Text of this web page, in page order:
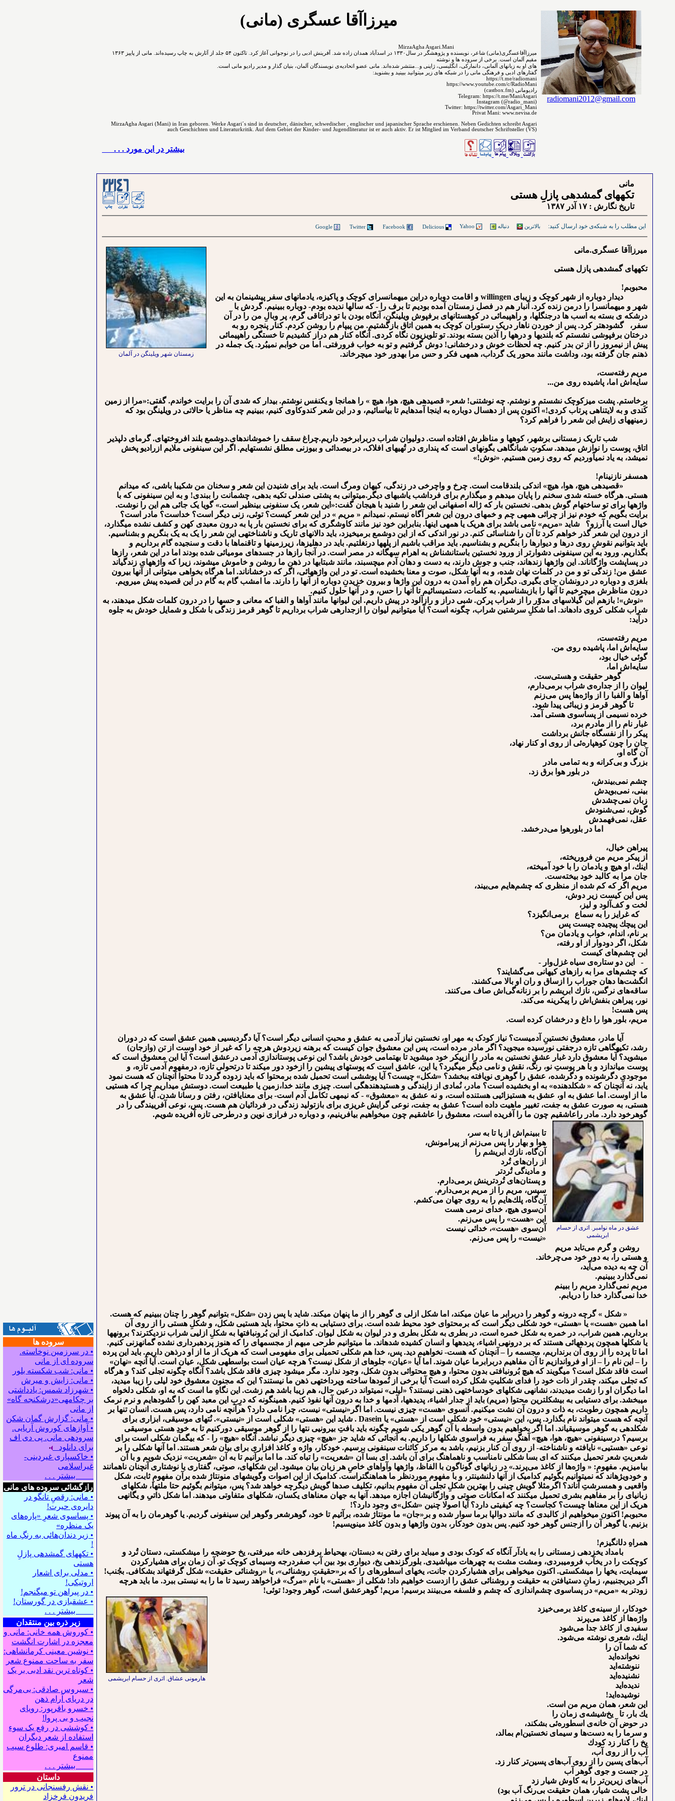
سروده ها
• در سرزمین نوخاسته.
سروده ای از مانی
• مانی: شب شکسته بلور
• مانی: زایش و میرش
• شهرزاد شمس: یادداشتی
بر چکامه‍ی«درشکنجه گاه»
از مانی
• مانی: گزارش گمان شکن
• آوازهای کوروش آریایی.
سروده‍ی مانی. پی دی اف
برای دانلود
• خاکسپاری غیردینی-
غیراسلامی
بیشتر . . .
رازگشائی سروده های مانی
• مانی: رقصِ تانگو در
دایره‌ی حیرت!
• پساسوی شعرِ «پاره‌های
یک منظره»
• زیر دندان‌هائی به رنگِ ماه
!
• تکه⁪های گمشده⁪ی پازلِ
هستی
• مدلی برای اشعار
اروتیکی!
• در پیراهن تو می⁪گنجم!
• عشقبازی در گورستان!
بیشتر . . .
زیر ذره بین منتقدان
• کوروش همه خانی: مانی و
معجزه در اشارت انگشت
• نوشین معینی کرمانشاهی:
سفر به ساحت ممنوع شعر
• کوتاه ترین نقد ادبی بر یک
شعر
• سیروس صادقی: بی‌مرگی
در دریای آرام ذهن
• خسرو باقرپور: ﺭوﻳﺎﻯ
ﻧﺠﻴﺐ ﻭ ﺑﻰ ﭘﺮﻭﺍ!
• کوششی در رفع یک سوء
استفاده از شعر دیگران
• قاسم امیری: طلوع سیب
ممنوع
بیشتر . . .
داستان
• نقش رفسنجانی در ترور
فریدون فرخزاد
radiomani2012@gmail.com
میرزاآقا عسگری (مانی)
ﻣﻴﺮﺯﺍﺁﻗﺎﻋﺴگرﻯ(ﻣﺎﻧﻰ) شاعر، نویسنده و پژوهشگر ﺩﺭ ﺳﺎﻝ۱۳۳۰ در اسدآباد همدان ﺯﺍﺩﻩ ﺷﺪ. ﺁﻓﺮﻳﻨﺶ ﺍﺩﺑﻰ ﺭﺍ ﺩﺭ ﻧﻮﺟﻮﺍﻧﻰ ﺁﻏﺎﺯ ﻛﺮﺩ. ﺗﺎﻛﻨﻮﻥ ۵۴ ﺟﻠﺪ ﺍﺯ ﺁﺛﺎﺭﺵ ﺑﻪ ﭼﺎﭖ ﺭﺳﻴﺪه‌اﻧﺪ. مانی از ﭘﺎﻳﻴﺰ ۱۳۶۳
مقیم ﺁﻟﻤﺎﻥ است. برخی از سروده ⁯⁯⁯⁯ها و نوشته
های ﺍﻭ ﺑﻪ ﺯﺑﺎﻧ‌‌ﻬﺎﻯ آلمانی، دانمارکی، انگلیسی، ژاپنی و...ﻣﻨﺘﺸﺮ ﺷﺪﻩ⁯اند. مانی عضو اتحادیه‌ی نویسندگان آلمان، بنیان گذار و مدیر رادیو مانی است.
گفتارهای ادبی و فرهنگی مانی را در شبکه های زیر میتوانید ببینید و بشنوید:
https://t.me/radiomani
https://www.youtube.com/c/RadioMani
رادیومانی (castbox.fm)
Telegram: https://t.me/ManiAsgari
Instagram (@radio_mani)
Twitter: https://twitter.com/Asgari_Mani
Privat Mani: www.nevisa.de
MirzaAgha Asgari (Mani) in Iran geboren. Werke Asgari´s sind in deutscher, dänischer, schwedischer , englischer und japanischer Sprache erschienen. Neben Gedichten schreibt Asgari
auch Geschichten und Literaturkritik. Auf dem Gebiet der Kinder- und Jugendliteratur ist er auch aktiv. Er ist Mitglied im Verband deutscher Schriftsteller (VS)
بيشتر در این مورد . . .
مانی
تکه⁪های گمشده⁪ی پازلِ هستی
تاريخ نگارش : ۱۷ آذر ۱٣٨۷
این مطلب را به شبکه‌ی خود ارسال کنید: بالاترین دنباله Delicious
Twitter
Google
زمستان شهر ویلینگن در آلمان
میرزاآقا عسگری.مانی
تکه⁪های گمشده⁪ی پازل هستی
محبوبم!
دیدار دوباره از شهر کوچک و زیبای willingen و اقامت دوباره دراین میهمان⁪سرای کوچک و پاکیزه، یادمان⁪های سفر پیشینمان به این
شهر و میهمان⁪سرا را درمن زنده کرد. آن⁪بار هم در فصل زمستان آمده بودیم تا برف را - که سال⁪ها ندیده بودم- دوباره ببینیم. گردش با
درشکه ی بسته به اسب ها درجنگل⁪ها، و راهپیمائی در کوهستان⁪های برفپوش ویلینگن، آنگاه بودن با تو دراتاقی گرم، پر وبالِ من را در آن
سفر، گشوده⁪تر کرد. پس از خوردن ناهار دریک رستوران کوچک به همین اتاق بازگشتیم. من پیپ⁪ام را روشن کردم. کنار پنجره رو به
درختان برفپوشی نشستم که بلندی⁪ها و دره⁪ها را آذین بسته بودند. تو تلویزیون نگاه کردی. آنگاه کنار هم دراز کشیدیم تا خستگی راه⁪پیمائی
پیش از نیمروز را از تن بدر کنیم. چه لحظات خوش و درخشانی! دوش گرفتیم و تو به خواب فرورفتی. اما من خوابم نمی⁪بُرد. یک جمله در
ذهنم جان گرفته بود، وداشت مانند محور یک گرداب، همه⁪ی فکر و حس مرا به⁪دور خود می⁪چرخاند.
ﻣﺮﻳﻢ ﺭﻓﺘﻪﺳﺖ،
ﺳﺎﻳﻪﺍﺵ ﺍﻣﺎ، ﭘﺎﺷﻴﺪﻩ ﺭﻭﻯ ﻣﻦ...
برخاستم. پشت میزکوچک نشستم و نوشتم. چه نوشتنی! شعر« قصیده⁪ی هیچ، هوا، هیچ » را همان⁪جا و یک⁪نفس نوشتم. بیدار که شدی آن را برایت خواندم. گفتی:«مرا از زمین
کَندی و به لایتناهی پرتاب کردی!» اکنون پس از ده⁪سال دوباره به اینجا آمده⁪ایم تا بیاسائیم، و در این شعر کندوکاوی کنیم، ببینیم چه مناظر یا حالاتی در ویلینگن بود که
زمینه⁪های زایش این شعر را فراهم کرد؟
شب تاریک زمستانی برشهر، کوه⁪ها و مناظرش افتاده است. دولیوان شراب دربرابرخود داریم.چراغ سقف را خموشانده⁪ای.دوشمع بلند افروخته⁪ای. گرمای دلپذیر
اتاق، پوست را نوازش می⁪دهد. سکوتِ شبانگاهی بگونه⁪ای است که پنداری در تُهی⁪های افلاک، در بی⁪صدائی و بی⁪وزنی مطلق نشسته⁪ایم. اگر این سینفونی ملایم ازرادیو پخش
نمی⁪شد، به یاد نمی⁪آوردیم که روی زمین هستیم. «نوش!»
همسفر نازنین⁪ام!
«قصیده⁪ی هیچ، هوا، هیچ» اندکی بلندقامت است. چرخ و واچرخی در زندگی، کیهان ومرگ است. باید برای شنیدن این شعر و سخنان من شکیبا باشی، که می⁪دانم
هستی. هرگاه خسته شدی سخنم را پایان می⁪دهم و می⁪گذارم برای فرداشب یاشب⁪های دیگر.می⁪توانی به پشتی صندلی تکیه بدهی، چشمانت را ببندی! و به این سینفونی که با
واژه⁪ها برای تو ساخته⁪ام گوش بدهی. نخستین بار که ژاله⁪ اصفهانی این شعر را شنید با هیجان گفت:«این شعر، یک سنفونی بی⁪نظیر است.» گویا یک جائی هم این را نوشت.
برایت بگویم که خودم نیز از چرائی همه⁪ی چم⁪ و خم⁪های درون این شعر آگاه نیستم. نمی⁪دانم « مریم » در این شعر کیست؟ توئی، زنی دیگر است؟ خداست؟ مادر است؟
خیال است یا آرزو؟ شاید «مریم» نامی باشد برای هریک یا همه⁪ی این⁪ها. بنابراین خود نیز مانند کاوشگری که برای نخستین بار پا به درون معبدی کهن و کشف نشده می⁪گذارد،
از درون این شعر گذر خواهم کرد تا آن را شناسائی کنم. در نور اندکی که از این دوشمع برمی⁪خیزد، باید دالان⁪های تاریک و ناشناخته⁪ی این شعر را یک به یک بنگریم و بشناسیم.
باید بتوانیم نقوشِ روی درها و دیوارها را بنگریم و بشناسیم. باید مراقب باشیم از پله⁪ها درنغلتیم. باید در دهلیزها، زیرزمین⁪ها و تاقنماها با دقت و سنجیده گام برداریم و
بگذاریم. ورود به این سینفونی دشوارتر از ورود نخستین باستانشناش به اهرام سه⁪گانه در مصر است. در آن⁪جا رازها در جسدهای مومیائی شده بودند اما در این شعر، رازها
در پساپشت واژگان⁪اند. این واژه⁪ها زنده⁪اند، جنب و جوش دارند، به دست و دهان آدم می⁪چسبند، مانند شبتاب⁪ها در ذهن ما روشن و خاموش می⁪شوند، زیرا که واژه⁪های زندگی⁪اند
عشق من! زندگی تو و من در کلمات نهان شده، و به آن⁪ها شکل، صوت و معنا بخشیده⁪ است. تو در این واژه⁪هائی، اگر که درخشان⁪اند. اما هرگاه بخواهی می⁪توانی از آن⁪ها بیرون
بلغزی و دوباره در درونشان جای بگیری. دیگران هم راهِ آمدن به درون این⁪ واژها و بیرون خزیدنِ دوباره از آن⁪ها را دارند. ما امشب گام به گام در این قصیده پیش می⁪رویم.
درون مناظرش می⁪چرخیم تا آن⁪ها را بازبشناسیم. به کلمات، دست⁪می⁪سائیم تا آن⁪ها را حس، و در آن⁪ها حلول کنیم.
«نوش»! بازهم این گیلاس⁪های مدوّر را از شراب پرکن. شبی دراز و رازآلود در پیش داریم. این لیوان⁪ها مانند آواها و الفبا که معانی و حس⁪ها را در درون کلمات شکل می⁪دهند، به
شراب شکلی کروی داده⁪اند. اما شکلِ سرشتین شراب، چگونه است؟ آیا می⁪توانیم لیوان را ازجداره⁪ی شراب برداریم تا گوهر قرمز زندگی با شکل و شمایل خودش به جلوه
درآید:
ﻣﺮﻳﻢ ﺭﻓﺘﻪﺳﺖ،
ﺳﺎﻳﻪﺍﺵ ﺍﻣﺎ، ﭘﺎﺷﻴﺪﻩ ﺭﻭﻯ ﻣﻦ.
ﮔﻮﺋﻰ ﺧﻴﺎﻝ ﺑﻮﺩ،
ﺳﺎﻳﻪﺍﺵ ﺍﻣﺎ،
ﮔﻮﻫﺮ ﺣﻘﻴﻘﺖ ﻭ ﻫﺴﺘﻰﺳﺖ.
ﻟﻴﻮﺍﻥ ﺭﺍ ﺍﺯ ﺟﺪﺍﺭﻩﻯ ﺷﺮﺍﺏ ﺑﺮﻣﻰﺩﺍﺭﻡ،
ﺁﻭﺍﻫﺎ ﻭ ﺍﻟﻔﺒﺎ ﺭﺍ ﺍﺯ ﻭﺍﮊﻩﻫﺎ ﭘﺲ ﻣﻰﺯﻧﻢ
ﺗﺎ ﮔﻮﻫﺮ ﻗﺮﻣﺰ ﻭ ﺯﻳﺒﺎﺋﻰ پیدا ﺷﻮﺩ.
ﺧﺮﺩﻩ ﻧﺴﻴﻤﻰ ﺍﺯ پساسوی هستی ﺁﻣﺪ.
ﻏﺒﺎﺭ ﻧﺎﻡ ﺭﺍ ﺍﺯ ﻣﺎﺩﺭﻡ ﺑﺮﺩ،
ﭘﻴﻜﺮ ﺭﺍ ﺍﺯ ﻧﻔﺴﮕﺎﻩ ﺟﺎنش ﺑﺮﺩﺍﺷﺖ
ﺟﺎﻥ ﺭﺍ ﭼﻮن کوهپاره‌ئی ﺍﺯ ﺭﻭﻯ ﺍﻭ ﻛﻨﺎﺭ ﻧﻬﺎﺩ،
ﺁﻥ ﮔﺎﻩ ﺍﻭ،
ﺑﺰﺭﮒ ﻭ ﺑﻰﻛﺮﺍﻧﻪ ﻭ ﺑﻪ ﺗﻤﺎﻣﻰ ﻣﺎﺩﺭ
ﺩﺭ ﺑﻠﻮﺭ ﻫﻮﺍ ﺑﺮﻕ ﺯﺩ.
ﭼﺸﻢ ﻧﻤﻰ‌ﺑﻴﻨﺪﺵ،
ﺑﻴﻨﻰ، ﻧﻤﻰﺑﻮﻳﺪﺵ
ﺯﺑﺎﻥ ﻧﻤﻰﭼﺸﺪﺵ
ﮔﻮﺵ، ﻧﻤﻰﺷﻨﻮﺩﺵ
ﻋﻘﻞ، ﻧﻤﻰﻓﻬﻤﺪﺵ
ﺍﻣﺎ ﺩﺭ ﺑﻠﻮﺭﻫﻮﺍ می‌درخشد.
ﭘﻴﺮﺍﻫﻦ ﺧﻴﺎﻝ،
ﺍﺯ ﭘﻴﻜﺮ ﻣﺮﻳﻢ ﻣﻦ ﻓﺮﻭﺭﻳﺨﺘﻪ،
ﺍﻳﻨﻚ، ﺍﻭ ﻫﻴﭻ ﻭ یادمان ﺭﺍ ﺑﺎ ﺧﻮﺩ ﺁﻣﻴﺨﺘﻪ،
ﺟﺎﻥ ﻣﺮﺍ ﺑﻪ کالبد ﺧﻮﺩ ﺑﻴﺨﺘﻪﺳﺖ.
ﻣﺮﻳﻢ ﺍﮔﺮ ﻛﻪ ﻛﻢ ﺷﺪﻩ ﺍﺯ ﻣﻨﻈﺮﻯ ﻛﻪ ﭼﺸﻢﻫﺎیم ﻣﻰﺑﻴﻨﺪ،
ﭘﺲ ﺍﻳﻦ ﻛﻴﺴﺖ ﺯﻳﺮ ﺩﻭﺵ،
ﻟﺨﺖ ﻭ ﻛﻒﺁﻟﻮﺩ ﻭ ﻟﻴﺰ،
ﻛﻪ ﻏﺮﺍﻳﺰ ﺭﺍ ﺑﻪ ﺳﻤﺎﻉ ﺑﺮﻣﻰﺍﻧﮕﻴﺰﺩ؟
ﺍﻳﻦ ﭘﻴﭽﻚ ﭘﻴﭽﻴﺪﻩ ﭼﻴﺴﺖ ﭘﺲ
ﺑﺮ ﻧﺎﻡ، ﺍﻧﺪﺍﻡ، ﺧﻮﺍﺏ ﻭ یادمان ﻣﻦ؟
ﺷﻜﻞ، ﺍﮔﺮ ﺩﻭﺩﻭﺍﺭ ﺍﺯ ﺍﻭ ﺭﻓﺘﻪ،
ﺍﻳﻦ ﭼﺸﻢﻫﺎﻯ ﻛﻴﺴﺖ
- ﺍﻳﻦ ﺩﻭ ﺳﺘﺎﺭﻩﻯ ﺳﻴﺎﻩ ﻏﺰﻝﻭﺍﺭ -
ﻛﻪ ﭼﺸﻢﻫﺎﻯ ﻣﺮﺍ ﺑﻪ ﺭﺍﺯﻫﺎﻯ ﻛﻴﻬﺎﻧﻰ ﻣﻰﮔﺸﺎﻳﻨﺪ؟
ﺍﻧﮕﺸﺖﻫﺎ ﺩﻫﺎﻥ ﺟﻮﺭﺍﺏ ﺭﺍ ﺍﺯﺳﺎﻕ ﻭ ﺭﺍﻥ ﺍﻭ ﺑﺎلا ﻣﻰﻛﺸﻨﺪ.
ﺳﺎﻗﻪﻫﺎﻯ ﻧﺮﮔﺲ، ﻧﺎﺯﻙ ﺍﺑﺮﻳﺸﻢ ﺭﺍ ﺑﺮ ﺯﻧﺎﻧﻪﮔﻰﺍﺵ ﺻﺎﻑ ﻣﻰﻛﻨﻨﺪ.
ﻧﻮﺭ، ﭘﻴﺮﺍﻫﻦ ﺑﻨﻔﺶﺍﺵ ﺭﺍ ﭘﻴﻜﺮﻳﻨﻪ ﻣﻰﻛﻨﺪ.
ﭘﺲ ﻫﺴﺖ!
ﻣﺮﻳﻢ، ﺑﻠﻮﺭ ﻫﻮﺍ ﺭﺍ ﺩﺍﻍ ﻭ ﺩﺭﺧﺸﺎﻥ ﻛﺮﺩﻩ ﺍﺳﺖ.
آیا مادر، معشوق نخستینِ آدمی⁪ست؟ نیاز کودک به مهر او، نخستین نیاز آدمی به عشق و محبتِ انسانی دیگر است؟ آیا دگردیسی⁪ی همین عشق است که در دوران
رشد، تکیه⁪گاهی تازه درجفتی نورسیده می⁪جوید؟ اگر مادر مرده است، پس این معشوق جوان کیست که برهنه زیردوش هرچه را که غیر از خود اوست از تن (وازجان)
می⁪شوید؟ آیا معشوق دارد غبار عشق نخستین به مادر را ازپیکر خود می⁪شوید تا به⁪تمامی خودش باشد؟ این نوعی پوست⁪اندازی آدمی درعشق است؟ آیا این معشوق است که
پوست می⁪اندازد و با هر پوستِ نو، رنگ، نقش و نامی دیگر می⁪گیرد؟ یا این، عاشق است که پوست⁪های پیشین را ازخود دور می⁪کند تا درتحولی تازه، درمفهوم آدمی تازه، و
موجودی دگرشونده و دگرشده، عشق را گوهری نویافته ببخشد؟ «شکل» چیست؟ آیا پوششی است تحمیل شده برمحتوا که باید زدوده گردد تا محتوا آن⁪چنان که هست نمود
یابد، نه آن⁪چنان که « شکل⁪دهنده» به او بخشیده است؟ مادر، نُمادی از زایندگی و هستی⁪دهنده⁪گی است. چیزی مانند خدا،زمین یا طبیعت است. دوستش می⁪داریم چرا که هستی⁪ی
ما از اوست. اما عشق به او، عشق به هستی⁪زائی⁪ی هستنده است، و نه عشق به «معشوق» - که نیمه⁪ی تکامل آدم است- برای معنایافتن، رفتن و رسانا شدن. آیا عشق به
هستی، به صورت عشق به جفت، تغییر ماهیت داده است؟ عشق به جفت، نوعی گرایش غریزی برای بازتولید زندگی در فردائیان هم هست. پس، نوعی آفرییندگی را در
گوهرخود دارد. مادر راعاشقیم چون ما را آفریده است، معشوق را عاشقیم چون می⁪خواهیم بیافرینیم، و دوباره در فرازی نوین و درطرحی تازه آفریده شویم.
عشق در ماه نوامبر. اثری از حسام
ابریشمی
ﺗﺎ ﺑﺒﻴﻨﻢﺍﺵ از پا تا به سر،
ﻫﻮﺍ ﻭ ﺑﻬﺎﺭ ﺭﺍ ﭘﺲ ﻣﻰﺯﻧﻢ ﺍﺯ ﭘﻴﺮﺍﻣﻮنش،
آن‌گاه، ﻧﺎﺯﻙ ﺍﺑﺮﻳﺸﻢ ﺭﺍ
ﺍﺯ ﺭﺍﻥﻫﺎﻯ تُرﺩ
ﻭ ﻣﺎﺩﻳﻨﮔﻰ تُرﺩﺗﺮ
ﻭ ﭘﺴﺘﺎﻥﻫﺎﻯ تُرﺩﺗﺮینش ﺑﺮﻣﻰﺩﺍﺭﻡ.
سپس، ﻣﺮﻳﻢ ﺭﺍ ﺍﺯ ﻣﺮﻳﻢ ﺑﺮﻣﻰﺩﺍﺭﻡ.
ﺁﻥﮔﺎﻩ، ﭘﻠﻚﻫﺎیم ﺭﺍ ﺑﻪ ﺭﻭﻯ ﺟﻬﺎﻥ ﻣﻰﻛﺸﻢ.
ﺁﻥﺳﻮﻯ ﻫﻴﭻ، ﺧﺪﺍﻯ نرمی ﻫﺴﺖ
ﺍﻳﻦ «ﻫﺴﺖ» ﺭﺍ ﭘﺲ ﻣﻰﺯﻧﻢ.
ﺁﻥﺳﻮﻯ «ﻫﺴﺖ»، ﺧﺪﺍﺋﻰ ﻧﻴﺴﺖ
«ﻧﻴﺴﺖ» ﺭﺍ ﭘﺲ ﻣﻰﺯﻧﻢ.
روشن ﻭ ﮔﺮﻡ ﻣﻰﺗﺎﺑﺪ ﻣﺮﻳﻢ
ﻭ ﻫﺴﺘﻰ ﺭﺍ، ﺑﻪ ﺩﻭﺭ ﺧﻮﺩ ﻣﻰﭼﺮﺧﺎﻧﺪ.
ﺁﻥ ﭼﻪ ﺑﻪ ﺩﻳﺪﻩ ﻣﻰﺁﻳﺪ،
ﻧﻤﻰﮔﺬﺍﺭﺩ ﺑﺒﻴﻨﻴﻢ.
ﻣﺮﻳﻢ ﻧﻤﻰﮔﺬﺍﺭﺩ ﻣﺮﻳﻢ ﺭﺍ ﺑﺒﻴﻨﻢ
ﺧﺪﺍ ﻧﻤﻰﮔﺬﺍﺭﺩ ﺧﺪﺍ ﺭﺍ ﺩﺭﻳﺎﺑﻢ.
« شکل » گرچه درونه و گوهر را دربرابر ما عیان می⁪کند، اما شکل ازلی ی گوهر را از ما پنهان می⁪کند. شاید با پس زدن «شکل» بتوانیم گوهر را چنان ببینیم که هست.
اما همین «هست» یا «هستی» خود شکلی دیگر است که برمحتوای خود محیط شده است. برای دست⁪یابی به ذاتِ محتوا، باید هستی⁪ی شکل، و شکلِ هستی را از روی آن
برداریم. همین شراب، در خمره به شکل خمره است، در بطری به شکل بطری و در لیوان به شکل لیوان. کدام⁪یک از این بُرونبافت⁪ها به شکلِ ازلی⁪ی شراب نزدیکترند؟ برونه⁪ها
یا شکل⁪ها همچون پرده⁪هائی هستند که بر درونه⁪ی اشیاء، پدیده⁪ها و انسان کشیده شده⁪اند. ما می⁪توانیم طرحی مبهم از مجسمه⁪ای را که هنوز پرده⁪برداری نشده گمانه⁪زنی کنیم.
اما تا پرده را از روی آن برنداریم، مجسمه را – آن⁪چنان که هست- نخواهیم دید. پس، خدا هم شکلی تحمیلی برای مفهومی است که هریک از ما از او درذهن داریم. باید این پرده
را – این نام را – از او فرواندازیم تا آن مفاهیم دربرابرما عیان شوند. اما آیا «عیان» جلوه⁪ای از شکل نیست؟ هرچه عیان است بواسطه⁪ی شکل، عیان است. آیا آن⁪چه «نهان»
است فاقد شکل است؟ می⁪گویند که هیچ بُرون⁪بافتی بدون محتوا، و هیچ محتوائی بدون شکل، وجود ندارد. مگر می⁪شود چیزی فاقد شکل باشد؟ آن⁪گاه چگونه تجلی کند؟ و هرگاه
که تجلی می⁪کند، چقدر از ذات خود را فدای شکلیتِ شکل کرده است؟ آیا برخی از نُمودها ساخته وپرداخته⁪ی ذهن ما نیستند؟ این که مجنون معشوق خود لیلی را زیبا می⁪دید،
اما دیگران او را زشت می⁪دیدند⁪، نشانه⁪ی شکل⁪های خودساخته⁪ی ذهنی نیستند؟ «لیلی» نمی⁪تواند درعین حال، هم زیبا باشد هم زشت. این نگاهِ ما است که به او، شکلی دلخواه
می⁪بخشد. برای دست⁪یابی به بی⁪شکل⁪ترین محتوا (مریم) باید از جدار اشیاء، پدیده⁪ها، آدم⁪ها و خدا به درون آن⁪ها نفوذ کنیم. همین⁪گونه که درِبِ این معبد کهن را گشوده⁪ایم و نرم نرمک
داریم همچون رطوبت، به ذات و درون آن نشت می⁪کنیم. آن⁪سوی «هست» چیزی نیست. اما اگر«نیستی» نیست، چرا نامی دارد؟ هرآن⁪چه نامی دارد، پس هست. انسان تنها بر
آنچه که هست می⁪تواند نام بگذارد. پس، این «نیستی» خود شکلی است از «هستی» یا Dasein . شاید این «هستی» شکلی است از «نیستی». نُت⁪های موسیقی، ابزاری برای
شکل⁪دهی به گوهر موسیقی⁪اند. اما اگر بخواهیم بدون واسطه با آن گوهر یکی شویم چگونه باید بافتِ بیرونی⁪ی نت⁪ها را از گوهر موسیقی دورکنیم تا به خودِ هستی موسیقی
برسیم؟ درسینفونی «هیچ، هوا، هیچ» آهنگِ سفر به فراسوی شکل⁪ها را داریم. به آن⁪جائی که شاید جز «هیچ» چیزی دیگر نباشد. آن⁪گاه «هیچ» را - که بی⁪گمان شکلی است برای
نوعی «هستی⁪ی» نایافته و ناشناخته- از روی آن کنار بزنیم، باشد به مرکز کائنات سینفونی برسیم. خودکار، واژه و کاغذ افزاری برای بیان شعر هستند. اما آن⁪ها شکلی را بر
شعریتِ شعر تحمیل می⁪کنند که ای بسا شکلی نامناسب و ناهماهنگ برای آن باشد. ای بسا آن «شعریت» را تباه کند. ما اما برآنیم تا به آن «شعریت» نزدیک شویم و با آن
بیامیزیم. مفهومِ: « ﻭﺍﮊﻩﻫﺎ ﺍﺯ ﻛﺎﻏﺬ ﻣﻰﭘﺮﻧﺪ.» در زبان⁪های گوناگون با الفاظ، واژه⁪ها وآواهای خاصِ هر زبان بیان می⁪شود. این شکل⁪های، صوتی، گفتاری یا نوشتاری آنچنان ناهمانند
و خودویژه⁪اند که نمی⁪توانیم بگوئیم کدامیک از آنها دلنشین⁪تر، و با مفهوم موردنظر ما هماهنگ⁪تراست. کدام⁪یک از این اصوات وگویش⁪های منونتاژ شده برآن مفهومِ ثابت، شکل
واقعی⁪ی و همسرشتِ آن⁪ا⁪ند؟ اگرمثلا گویش چینی را بهترین شکلِ تجلی آن مفهوم بدانیم، تکلیف صدها گویش دیگرچه خواهد شد؟ پس، می⁪توانم بگوئیم حتا ملت⁪ها، شکل⁪های
زبانی⁪ای را بر مفاهیم بشری تحمیل می⁪کنند که امکانات صوتی و واژگانی⁪شان اجازه می⁪دهد. آن⁪ها به جهان معناهای یکسان، شکل⁪های متفاوتی می⁪دهند. اما شکل ذاتیِ و یگانه⁪ی
هریک از این معناها چیست؟ کجاست؟ چه کیفیتی دارد؟ آیا اصولا چنین «شکل»⁪ی وجود دارد؟!
محبوبم! اکنون می⁪خواهیم از کالبدی که مانند دوالپا برما سوار شده و بر«جان» ما مونتاژ شده، برآئیم تا خود، گوهرشعر وگوهر این سینفونی گردیم. یا گوهرمان را به آن پیوند
بزنیم. یا گوهر آن را ازجنس گوهر خود کنیم. پس بدون خودکار، بدون واژه⁪ها و بدون کاغذ می⁪نویسیم!
همراهِ دل⁪انگیزم!
بامداد یخ⁪زده⁪ی زمستانی را به یادآر آنگاه که کودک بودی و می⁪باید برای رفتن به دبستان، به⁪حیاط برف⁪زده⁪ی ⁪خانه می⁪رفتی، یخ حوضچه را می⁪شکستی، دستان تُرد و
کوچکت را در یخآب فرومی⁪بردی، ومشت مشت به چهره⁪ات می⁪پاشیدی. بلورگزنده⁪ی یخ، دیواری بود بین آب صفردرجه وسیمای کوچک تو. آن زمان برای هشیارکردن
سیمایت، یخ⁪ها را می⁪شکستی. اکنون می⁪خواهی برای هشیارکردن جانت، یخ⁪های اسطوره⁪ای را که بر«حقیقتِ روشنائی»، یا «روشنائی حقیقت» شکل گرفته⁪اند بشکافی. بجُنب!
اگر دیربجنبیم، زمانِ دست⁪یافتن به حقیقت و روشنائی عشق را ازدست خواهیم داد! شکلی از «هستی» با نام «مرگ» فراخواهد رسید تا ما را به نیستی ببرد. ما باید هرچه
زودتر به «مریم» در پساسوی چشم‌اندازی ﻛﻪ ﭼﺸﻢ ﻭ ﻓﻠﺴﻔﻪ ﻣﻰ⁪⁪⁪⁪ﺑﻴﻨﻨﺪ برسیم! مریم! گوهرعشق است، گوهر وجود! توئی!
هارمونی عشاق. اثری از حسام ابریشمی
ﺧﻮﺩﻛﺎﺭ، ﺍﺯ ﺳﻴﻨﻪﻯ ﻛﺎﻏﺬ ﺑﺮﻣﻰﺧﻴﺰﺩ
ﻭﺍﮊﻩﻫﺎ ﺍﺯ ﻛﺎﻏﺬ ﻣﻰﭘﺮﻧﺪ
ﺳﻔﻴﺪﻯ ﺍﺯ ﻛﺎﻏﺬ ﺟﺪﺍ ﻣﻰﺷﻮﺩ
ﺍﻳﻨﻚ، ﺷﻌﺮﻯ ﻧﻮﺷﺘﻪ ﻣﻰﺷﻮﺩ.
ﻛﻪ ﺷﻤﺎ ﺁﻥ ﺭﺍ
ﻧﺨﻮﺍﻧﺪﻩﺍﻳﺪ
ﻧﻨﻮﺷﺘﻪﺍﻳﺪ
ﻧﺸﻨﻴﺪﻩﺍﻳﺪ
ﻧﺪﻳﺪﻩﺍﻳﺪ
ﻧﻮﺷﻴﺪﻩﺍﻳﺪ!
ﺍﻳﻦ ﺷﻌﺮ، ﻫﻤﺎﻥ ﻣﺮﻳﻢ ﻣﻦ ﺍﺳﺖ.
ﻳﻚ ﺑﺎﺭ، ﺗﺎ ﻳﺦﺷﻴﺸﻪﻯ ﺯﻣﺎﻥ ﺭﺍ
ﺩﺭ ﺣﻮﺽ ﺁﻥ ﺧﺎﻧﻪﻯ ﺍﺳﻄﻮﺭﻩئی ﺑﺸﻜﻨﺪ،
ﻭ ﺳﺮﻣﺎ ﺭﺍ ﺑﻪ ﺩﺳﺖﻫﺎ ﻭ ﺳﻴﻤﺎﻯ نخستین‌ام ﺑﻤﺎﻟﺪ،
ﻳﺦ ﺭﺍ ﻛﻨﺎﺭ ﺯﺩ ﻛﻮﺩﻙ
ﺁﺏ ﺭﺍ ﺍﺯ ﺭﻭﻯ ﺁﺏ،
ﺁﺏﻫﺎﻯ پسین ﺭﺍ ﺍﺯ ﺭﻭﻯ ﺁﺏﻫﺎﻯ ﭘﺴﻴﻦﺗﺮ ﻛﻨﺎﺭ ﺯﺩ.
ﺩﺭ ﺟﺴﺖ ﻭ ﺟﻮﻯ ﮔﻮﻫﺮ ﺁﺏ
ﺁﺏﻫﺎﻯ ﺯﻳﺮﻳﻦﺗﺮ ﺭﺍ ﺑﻪ ﻛﺎﻭﺵ ﺷﻴﺎﺭ ﺯﺩ
ﺧﺎﻟﻰ ﭘﺸﺖ ﺷﻴﺎﺭ، ﻫﻤﺎﻥ ﺣﻘﻴﻘﺖ ﺑﻰ‌ﺭﻧﮓ ﺁﺏ ﺑﻮﺩ)